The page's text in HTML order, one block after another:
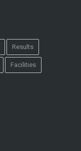
Results
Facilities